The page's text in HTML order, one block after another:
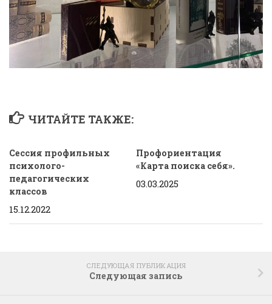
ЧИТАЙТЕ ТАКЖЕ:
Сессия профильных
психолого-
педагогических
классов
15.12.2022
Профориентация
«Карта поиска себя».
03.03.2025
СЛЕДУЮЩАЯ ПУБЛИКАЦИЯ
Следующая запись